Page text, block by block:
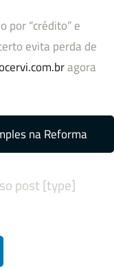
por “crédito” e
evita perda de
agora
na Reforma
post [type]